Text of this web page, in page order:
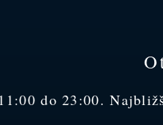
do 23:00.